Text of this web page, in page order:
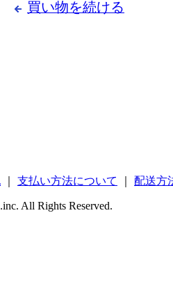
買い物を続ける
支払い方法について 配送方
All Rights Reserved.